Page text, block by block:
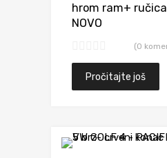
hrom ram+
NOVO
(0
Pročitajte još